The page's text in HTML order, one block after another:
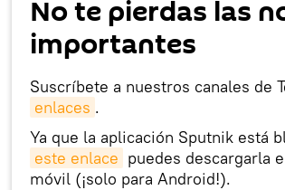
No te pierdas las
importantes
Suscríbete a nuestros canales de
enlaces .
Ya que la aplicación Sputnik está
este enlace puedes descargarla
móvil (¡solo para Android!).